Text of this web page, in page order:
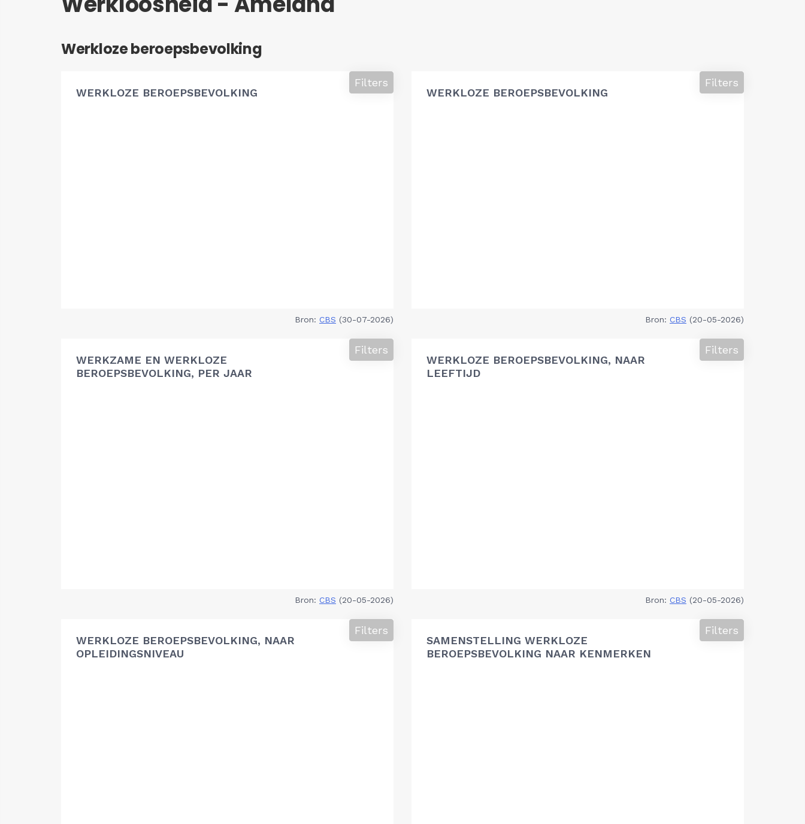
Werkloze beroepsbevolking
WERKLOZE BEROEPSBEVOLKING
Filters
Bron: CBS (30-07-2026)
WERKLOZE BEROEPSBEVOLKING
Filters
Bron: CBS (20-05-2026)
WERKZAME EN WERKLOZE
BEROEPSBEVOLKING, PER JAAR
Filters
Bron: CBS (20-05-2026)
WERKLOZE BEROEPSBEVOLKING, NAAR
LEEFTIJD
Filters
Bron: CBS (20-05-2026)
WERKLOZE BEROEPSBEVOLKING, NAAR
OPLEIDINGSNIVEAU
Filters
SAMENSTELLING WERKLOZE
BEROEPSBEVOLKING NAAR KENMERKEN
Filters